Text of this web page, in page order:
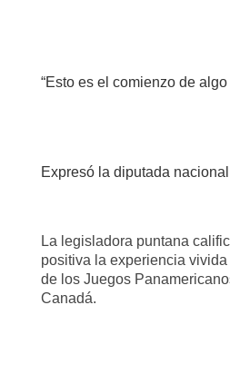
“Esto es el comienzo de
Expresó la diputada
La legisladora puntana
positiva la experiencia
de los Juegos
Canadá.